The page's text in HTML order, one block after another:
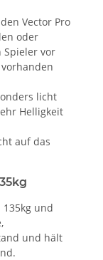
Vector Pro
oder
vor
licht
Helligkeit
auf das
135kg und
und hält